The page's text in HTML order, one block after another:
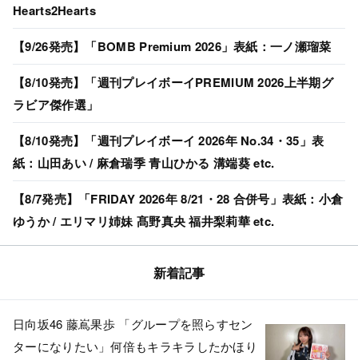
Hearts2Hearts
【9/26発売】「BOMB Premium 2026」表紙：一ノ瀬瑠菜
【8/10発売】「週刊プレイボーイPREMIUM 2026上半期グ
ラビア傑作選」
【8/10発売】「週刊プレイボーイ 2026年 No.34・35」表
紙：山田あい / 麻倉瑞季 青山ひかる 溝端葵 etc.
【8/7発売】「FRIDAY 2026年 8/21・28 合併号」表紙：小倉
ゆうか / エリマリ姉妹 髙野真央 福井梨莉華 etc.
新着記事
日向坂46 藤嶌果歩 「グループを照らすセン
ターになりたい」何倍もキラキラしたかほり